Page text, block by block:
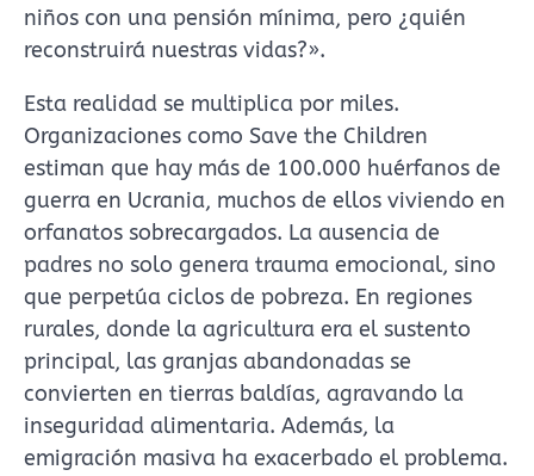
niños con una pensión mínima, pero ¿quién
reconstruirá nuestras vidas?».
Esta realidad se multiplica por miles.
Organizaciones como Save the Children
estiman que hay más de 100.000 huérfanos de
guerra en Ucrania, muchos de ellos viviendo en
orfanatos sobrecargados. La ausencia de
padres no solo genera trauma emocional, sino
que perpetúa ciclos de pobreza. En regiones
rurales, donde la agricultura era el sustento
principal, las granjas abandonadas se
convierten en tierras baldías, agravando la
inseguridad alimentaria. Además, la
emigración masiva ha exacerbado el problema.